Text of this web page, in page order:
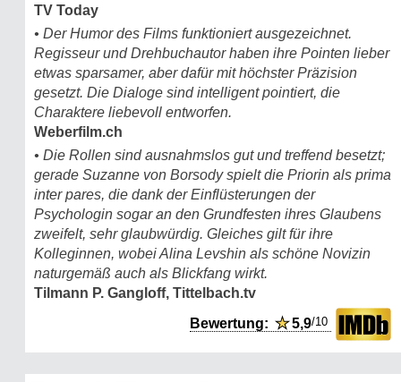
TV Today
• Der Humor des Films funktioniert ausgezeichnet.
Regisseur und Drehbuchautor haben ihre Pointen lieber
etwas sparsamer, aber dafür mit höchster Präzision
gesetzt. Die Dialoge sind intelligent pointiert, die
Charaktere liebevoll entworfen.
Weberfilm.ch
• Die Rollen sind ausnahmslos gut und treffend besetzt;
gerade Suzanne von Borsody spielt die Priorin als prima
inter pares, die dank der Einflüsterungen der
Psychologin sogar an den Grundfesten ihres Glaubens
zweifelt, sehr glaubwürdig. Gleiches gilt für ihre
Kolleginnen, wobei Alina Levshin als schöne Novizin
naturgemäß auch als Blickfang wirkt.
Tilmann P. Gangloff, Tittelbach.tv
Bewertung:★5,9/10